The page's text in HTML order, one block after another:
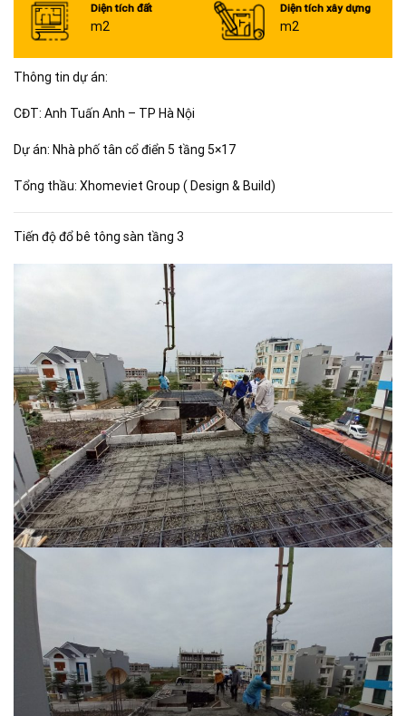
Diện tích đất
m2
Diện tích xây dựng
m2
Thông tin dự án:
CĐT: Anh Tuấn Anh – TP Hà Nội
Dự án: Nhà phố tân cổ điển 5 tầng 5×17
Tổng thầu: Xhomeviet Group ( Design & Build)
Tiến độ đổ bê tông sàn tầng 3